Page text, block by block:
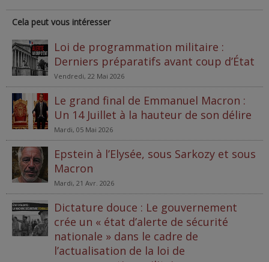
Cela peut vous intéresser
Loi de programmation militaire :
Derniers préparatifs avant coup d’État
Vendredi, 22 Mai 2026
Le grand final de Emmanuel Macron :
Un 14 Juillet à la hauteur de son délire
Mardi, 05 Mai 2026
Epstein à l’Elysée, sous Sarkozy et sous
Macron
Mardi, 21 Avr. 2026
Dictature douce : Le gouvernement
crée un « état d’alerte de sécurité
nationale » dans le cadre de
l’actualisation de la loi de